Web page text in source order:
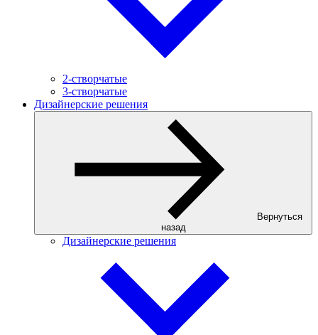
2-створчатые
3-створчатые
Дизайнерские решения
Вернуться
назад
Дизайнерские решения